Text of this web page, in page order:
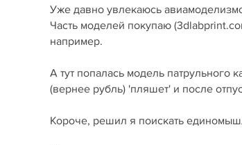
Уже давно увлекаюсь
Часть моделей покупаю
например.
А тут попалась модель патрульного
(вернее рубль) 'пляшет' и после
Короче, решил я поискать